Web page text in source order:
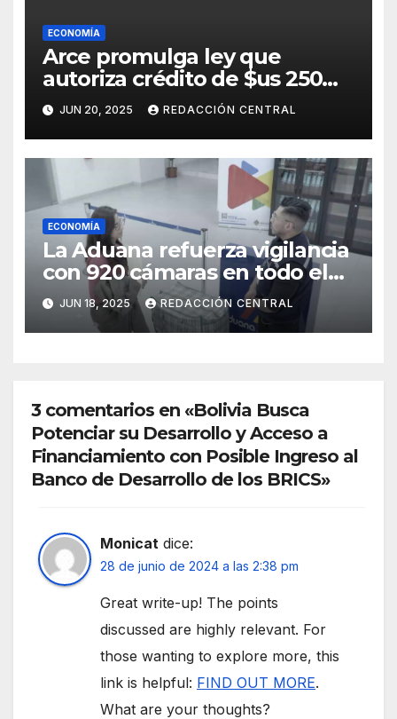
ECONOMÍA
Arce promulga ley que
autoriza crédito de $us 250
millones del BID para
emergencias
JUN 20, 2025 REDACCIÓN CENTRAL
ECONOMÍA
La Aduana refuerza vigilancia
con 920 cámaras en todo el
país
JUN 18, 2025 REDACCIÓN CENTRAL
3 comentarios en «Bolivia Busca
Potenciar su Desarrollo y Acceso a
Financiamiento con Posible Ingreso al
Banco de Desarrollo de los BRICS»
Monicat dice:
28 de junio de 2024 a las 2:38 pm
Great write-up! The points
discussed are highly relevant. For
those wanting to explore more, this
link is helpful: FIND OUT MORE.
What are your thoughts?